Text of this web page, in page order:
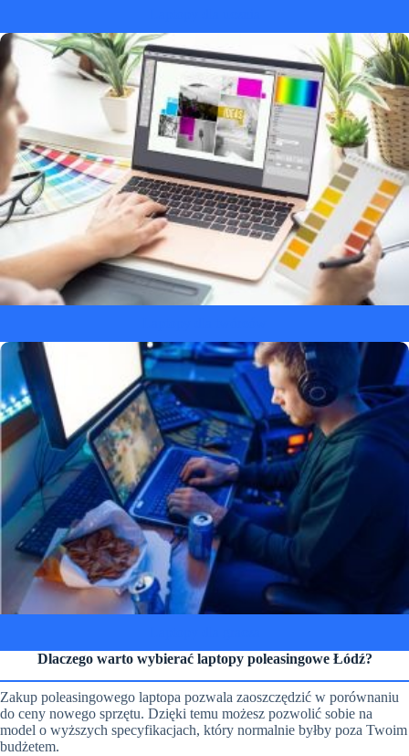
Dlaczego warto wybierać laptopy poleasingowe Łódź?
Zakup poleasingowego laptopa pozwala zaoszczędzić w porównaniu
do ceny nowego sprzętu. Dzięki temu możesz pozwolić sobie na
model o wyższych specyfikacjach, który normalnie byłby poza Twoim
budżetem.